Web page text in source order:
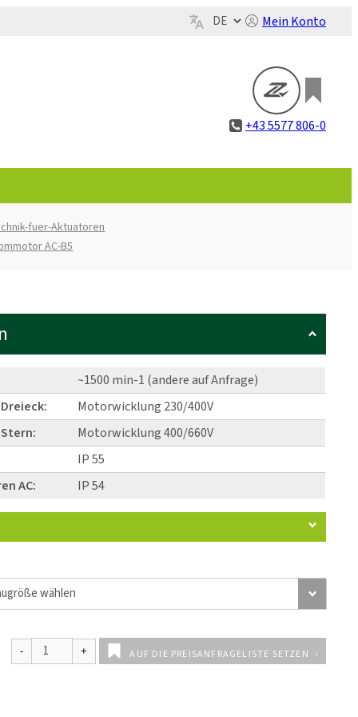
Mein Konto
+43 5577 806-0
fuer-Aktuatoren
AC-B5
~1500 min-1 (andere auf Anfrage)
Motorwicklung 230/400V
Motorwicklung 400/660V
IP 55
AC:
IP 54
AUF DIE PREISANFRAGELISTE SETZEN